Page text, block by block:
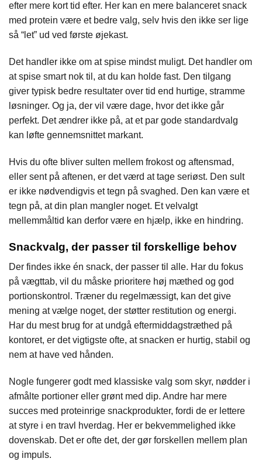
efter mere kort tid efter. Her kan en mere balanceret snack
med protein være et bedre valg, selv hvis den ikke ser lige
så “let” ud ved første øjekast.
Det handler ikke om at spise mindst muligt. Det handler om
at spise smart nok til, at du kan holde fast. Den tilgang
giver typisk bedre resultater over tid end hurtige, stramme
løsninger. Og ja, der vil være dage, hvor det ikke går
perfekt. Det ændrer ikke på, at et par gode standardvalg
kan løfte gennemsnittet markant.
Hvis du ofte bliver sulten mellem frokost og aftensmad,
eller sent på aftenen, er det værd at tage seriøst. Den sult
er ikke nødvendigvis et tegn på svaghed. Den kan være et
tegn på, at din plan mangler noget. Et velvalgt
mellemmåltid kan derfor være en hjælp, ikke en hindring.
Snackvalg, der passer til forskellige behov
Der findes ikke én snack, der passer til alle. Har du fokus
på vægttab, vil du måske prioritere høj mæthed og god
portionskontrol. Træner du regelmæssigt, kan det give
mening at vælge noget, der støtter restitution og energi.
Har du mest brug for at undgå eftermiddagstræthed på
kontoret, er det vigtigste ofte, at snacken er hurtig, stabil og
nem at have ved hånden.
Nogle fungerer godt med klassiske valg som skyr, nødder i
afmålte portioner eller grønt med dip. Andre har mere
succes med proteinrige snackprodukter, fordi de er lettere
at styre i en travl hverdag. Her er bekvemmelighed ikke
dovenskab. Det er ofte det, der gør forskellen mellem plan
og impuls.